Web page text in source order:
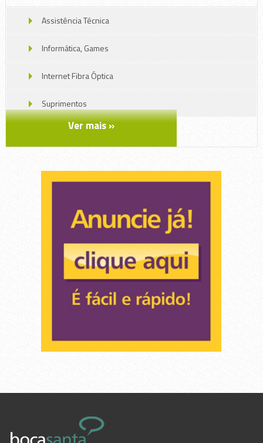
Assistência Técnica
Informática, Games
Internet Fibra Óptica
Suprimentos
Ver mais »